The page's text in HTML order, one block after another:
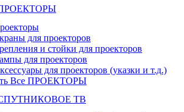
для проекторов
и стойки для проекторов
для проекторов
для проекторов (указки и т.д.)
Все ПРОЕКТОРЫ
ТВ